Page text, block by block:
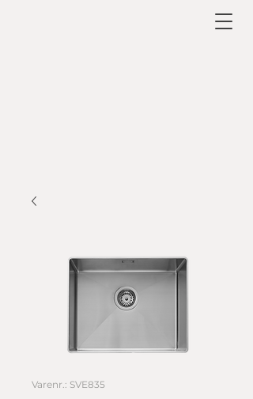
Varenr.: SVE835